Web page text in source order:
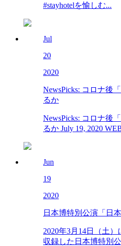
#stayhotelを愉しむ...
Jul
20
2020
NewsPicks: コロナ後
るか
NewsPicks: コロナ後
るか July 19, 2020
Jun
19
2020
日本博特別公演「日
2020年3月14日（土
収録した日本博特別